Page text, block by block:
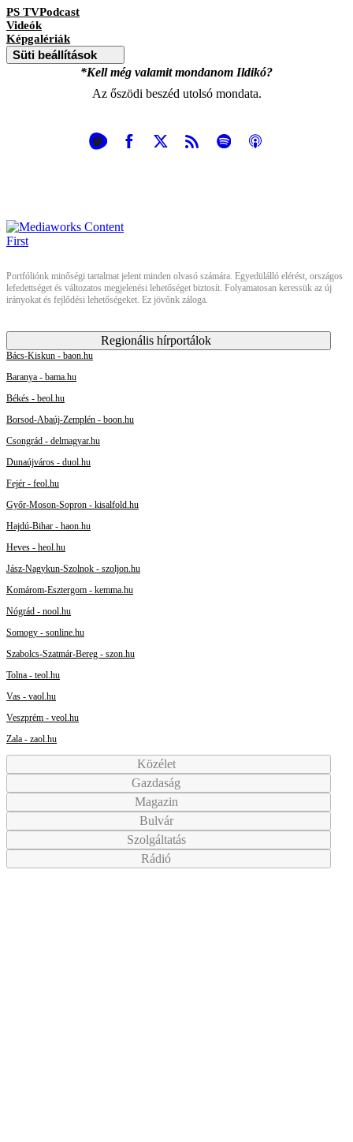
PS TVPodcast
Videók
Képgalériák
Süti beállítások
*Kell még valamit mondanom Ildikó?
Az őszödi beszéd utolsó mondata.
Portfóliónk minőségi tartalmat jelent minden olvasó számára. Egyedülálló elérést, országos
lefedettséget és változatos megjelenési lehetőséget biztosít. Folyamatosan keressük az új
irányokat és fejlődési lehetőségeket. Ez jövőnk záloga.
Regionális hírportálok
Bács-Kiskun - baon.hu
Baranya - bama.hu
Békés - beol.hu
Borsod-Abaúj-Zemplén - boon.hu
Csongrád - delmagyar.hu
Dunaújváros - duol.hu
Fejér - feol.hu
Győr-Moson-Sopron - kisalfold.hu
Hajdú-Bihar - haon.hu
Heves - heol.hu
Jász-Nagykun-Szolnok - szoljon.hu
Komárom-Esztergom - kemma.hu
Nógrád - nool.hu
Somogy - sonline.hu
Szabolcs-Szatmár-Bereg - szon.hu
Tolna - teol.hu
Vas - vaol.hu
Veszprém - veol.hu
Zala - zaol.hu
Közélet
Gazdaság
Magazin
Bulvár
Szolgáltatás
Rádió